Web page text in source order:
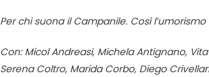
Per chi suona il Campanile. Così
Con: Micol Andreasi, Michela Antignano,
Serena Coltro, Marida Corbo, Diego